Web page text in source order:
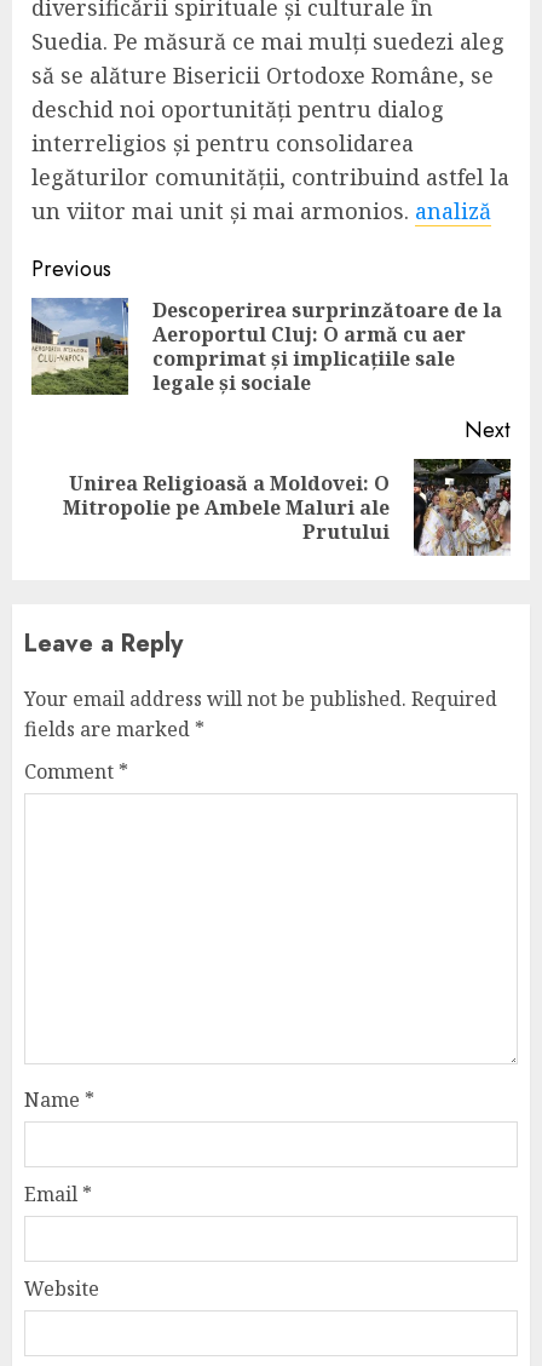
diversificării spirituale și culturale în
Suedia. Pe măsură ce mai mulți suedezi aleg
să se alăture Bisericii Ortodoxe Române, se
deschid noi oportunități pentru dialog
interreligios și pentru consolidarea
legăturilor comunității, contribuind astfel la
un viitor mai unit și mai armonios. analiză
Continue
Reading
Previous
Descoperirea surprinzătoare de la
Aeroportul Cluj: O armă cu aer
comprimat și implicațiile sale
legale și sociale
Next
Next
Unirea Religioasă a Moldovei: O
Mitropolie pe Ambele Maluri ale
Prutului
Leave a Reply
Your email address will not be published. Required
fields are marked *
Comment *
Name *
Email *
Website